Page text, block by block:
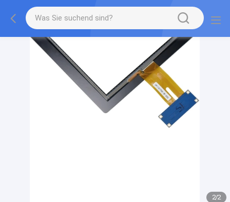
2/2